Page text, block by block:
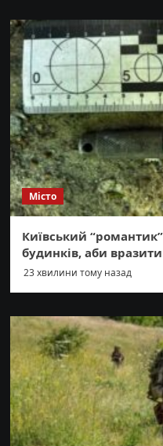
Місто
Київський
будинків, аби вразити
23 хвилини тому назад